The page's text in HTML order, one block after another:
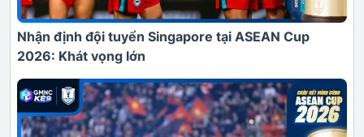
Nhận định đội tuyển Singapore tại ASEAN Cup
2026: Khát vọng lớn